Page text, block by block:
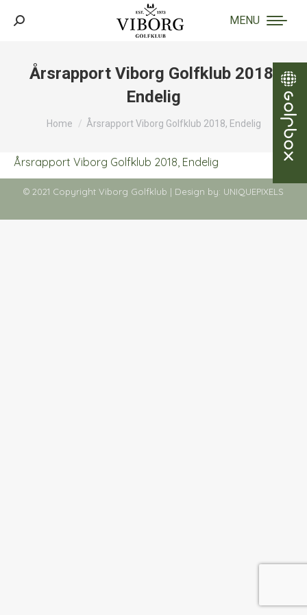
MENU
Search:
Årsrapport Viborg Golfklub 2018,
Endelig
You are here:
Home Årsrapport Viborg Golfklub 2018, Endelig
Årsrapport Viborg Golfklub 2018, Endelig
© 2021 Copyright Viborg Golfklub | Design by: UNIQUEPIXELS